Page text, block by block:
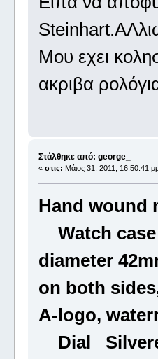
Moυ εχει
ακριβα
Στάλθηκε από: george_
« στις: Μάιος 31, 2011, 16:50:41
Hand wound
Watch case
diameter
on both
A-logo,
Dial